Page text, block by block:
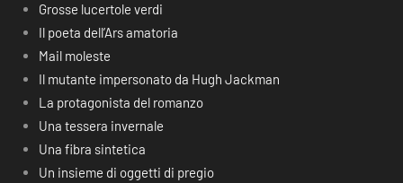
Grosse lucertole verdi
Il poeta dell’Ars amatoria
Mail moleste
Il mutante impersonato da Hugh Jackman
La protagonista del romanzo
Una tessera invernale
Una fibra sintetica
Un insieme di oggetti di pregio